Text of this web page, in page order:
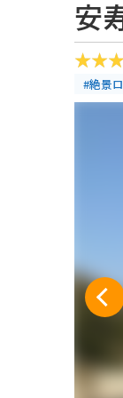
安
#絶景